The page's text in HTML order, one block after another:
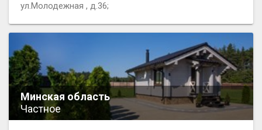
ул.Молодежная , д.36;
Минская область
Частное